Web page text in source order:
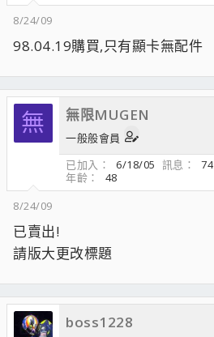
8/24/09
98.04.19購買,只有顯卡無配件
無 無限MUGEN
一般般會員
已加入
6/18/05 訊息 74
年齡
48
8/24/09
已賣出!
請版大更改標題
boss1228